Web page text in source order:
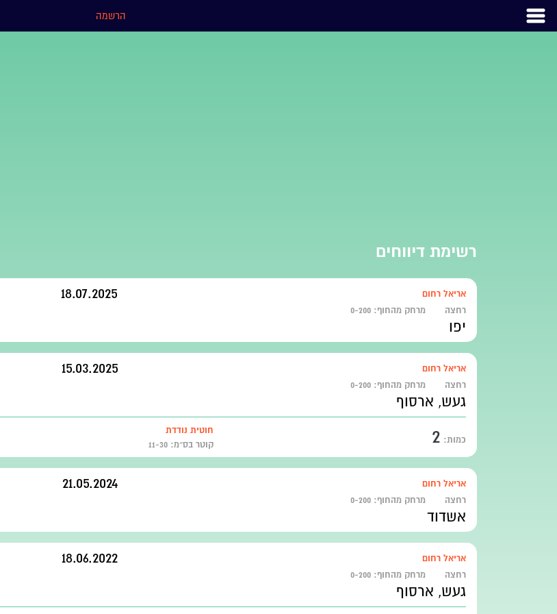
הרשמה
רשימת דיווחים
אריאל רחום 18.07.2025
רחצה מרחק מהחוף: 0-200
יפו
אריאל רחום 15.03.2025
רחצה מרחק מהחוף: 0-200
געש, ארסוף
כמות: 2
חוטית נודדת
קוטר בס״מ: 11-30
אריאל רחום 21.05.2024
רחצה מרחק מהחוף: 0-200
אשדוד
אריאל רחום 18.06.2022
רחצה מרחק מהחוף: 0-200
געש, ארסוף